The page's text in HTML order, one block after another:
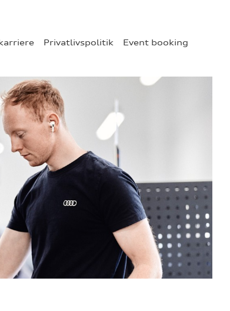
Privatlivspolitik Event booking